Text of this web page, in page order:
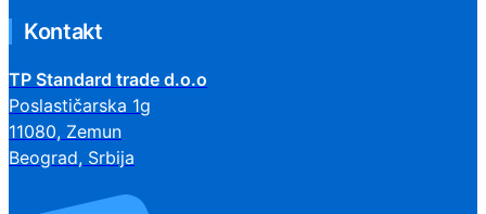
Kontakt
TP Standard trade d.o.o
Poslastičarska 1g
11080, Zemun
Beograd, Srbija